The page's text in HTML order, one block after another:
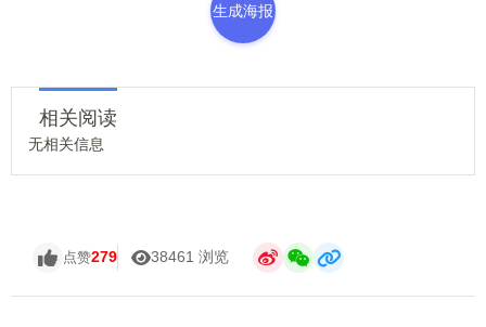
生成海报
相关阅读
无相关信息
点赞279 38461 浏览